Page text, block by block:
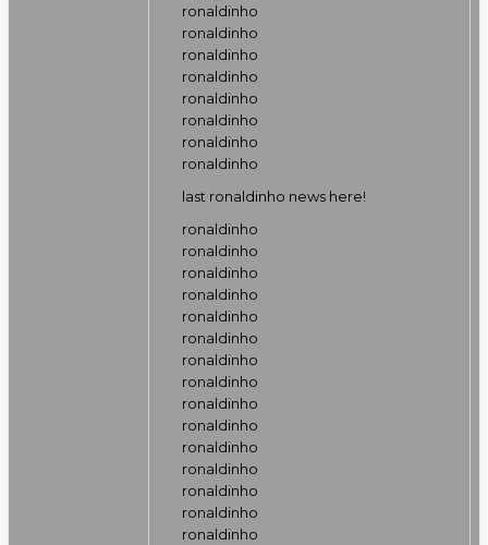
ronaldinho
ronaldinho
ronaldinho
ronaldinho
ronaldinho
ronaldinho
ronaldinho
ronaldinho
last ronaldinho news here!
ronaldinho
ronaldinho
ronaldinho
ronaldinho
ronaldinho
ronaldinho
ronaldinho
ronaldinho
ronaldinho
ronaldinho
ronaldinho
ronaldinho
ronaldinho
ronaldinho
ronaldinho